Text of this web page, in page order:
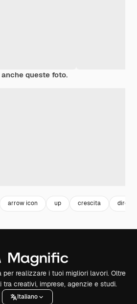
queste foto.
arrow icon up crescita
per realizzare i tuoi migliori lavori. Oltre
tra creativi, imprese, agenzie e studi.
Italiano